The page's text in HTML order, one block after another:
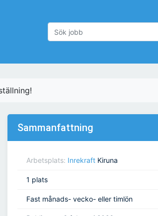
Sammanfattning
Arbetsplats: Inrekraft Kiruna
1 plats
Fast månads- vecko- eller timlön